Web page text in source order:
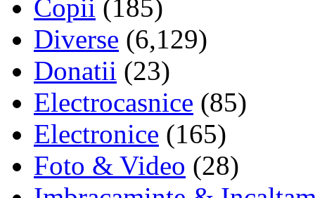
Copii (185)
Diverse (6,129)
Donatii (23)
Electrocasnice (85)
Electronice (165)
Foto & Video (28)